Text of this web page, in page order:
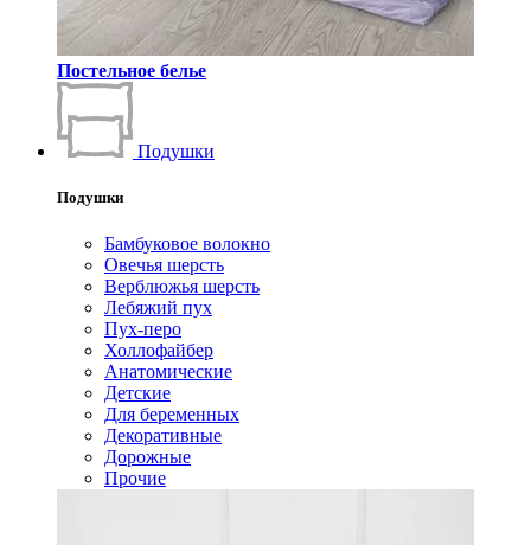
Постельное белье
Подушки
Подушки
Бамбуковое волокно
Овечья шерсть
Верблюжья шерсть
Лебяжий пух
Пух-перо
Холлофайбер
Анатомические
Детские
Для беременных
Декоративные
Дорожные
Прочие